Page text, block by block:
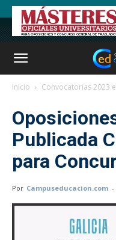
Inicio Convocatorias 2023
Publicada
para
Por Campuseducacion.com -